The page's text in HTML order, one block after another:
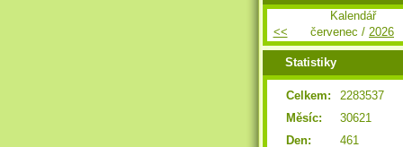
Kalendář
<<
červenec / 2026
Statistiky
Celkem:
2283537
Měsíc:
30621
Den:
461